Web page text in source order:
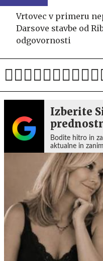
Vrtovec v primeru
Darsove stavbe od
odgovornosti
Izberite
Bodite hitro in
aktualne in